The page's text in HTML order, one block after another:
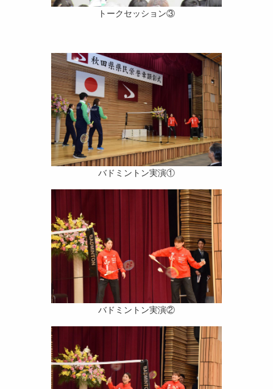
トークセッション③
バドミントン実演①
バドミントン実演②